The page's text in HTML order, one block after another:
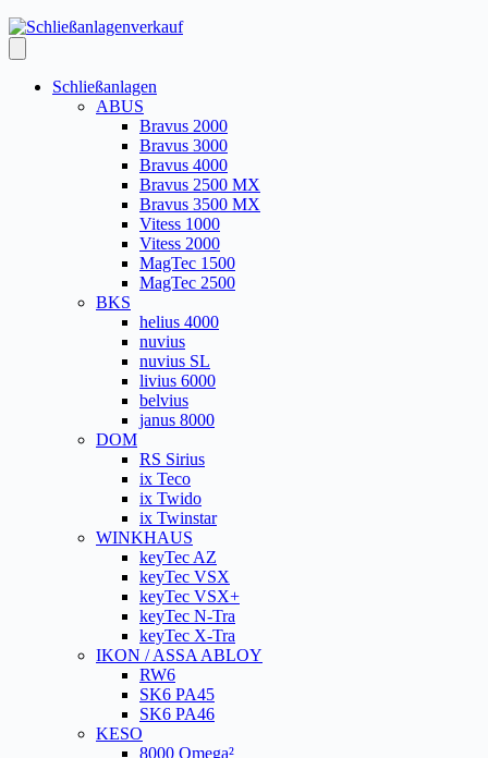
Schließanlagen
ABUS
Bravus 2000
Bravus 3000
Bravus 4000
Bravus 2500 MX
Bravus 3500 MX
Vitess 1000
Vitess 2000
MagTec 1500
MagTec 2500
BKS
helius 4000
nuvius
nuvius SL
livius 6000
belvius
janus 8000
DOM
RS Sirius
ix Teco
ix Twido
ix Twinstar
WINKHAUS
keyTec AZ
keyTec VSX
keyTec VSX+
keyTec N-Tra
keyTec X-Tra
IKON / ASSA ABLOY
RW6
SK6 PA45
SK6 PA46
KESO
8000 Omega²